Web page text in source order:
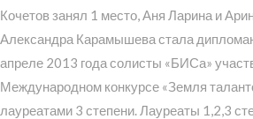
Кочетов занял 1 место, Аня Ларина и
Александра Карамышева стала
апреле 2013 года солисты «БИСа»
Международном конкурсе «Земля
лауреатами 3 степени. Лауреаты 1,2,3